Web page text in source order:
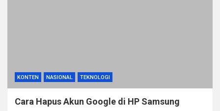
KONTEN NASIONAL TEKNOLOGI
Cara Hapus Akun Google di HP Samsung